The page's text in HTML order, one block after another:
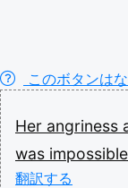
このボタンは
Her angriness
was impossible
翻訳する